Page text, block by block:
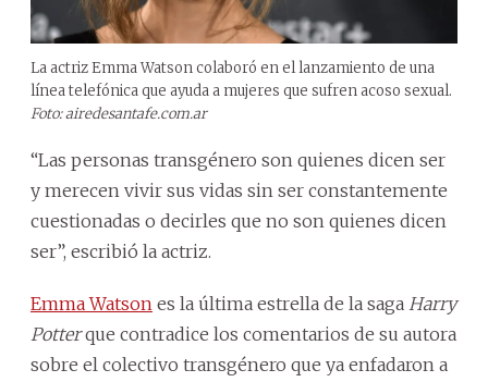
La actriz Emma Watson colaboró en el lanzamiento de una
línea telefónica que ayuda a mujeres que sufren acoso sexual.
Foto: airedesantafe.com.ar
“Las personas transgénero son quienes dicen ser
y merecen vivir sus vidas sin ser constantemente
cuestionadas o decirles que no son quienes dicen
ser”, escribió la actriz.
Emma Watson es la última estrella de la saga Harry
Potterque contradice los comentarios de su autora
sobre el colectivo transgénero que ya enfadaron a